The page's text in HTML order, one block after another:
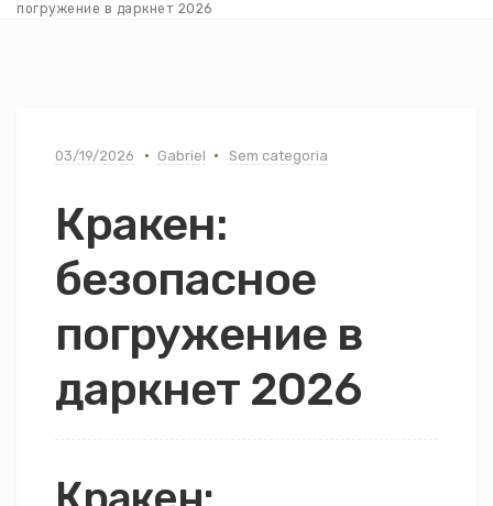
погружение в даркнет 2026
03/19/2026 Gabriel Sem categoria
Кракен:
безопасное
погружение в
даркнет 2026